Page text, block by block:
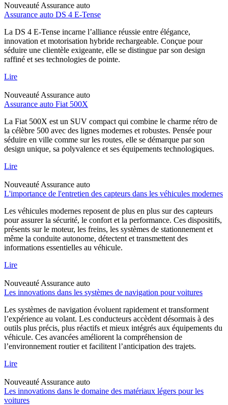
Nouveauté Assurance auto
Assurance auto DS 4 E-Tense
La DS 4 E-Tense incarne l’alliance réussie entre élégance,
innovation et motorisation hybride rechargeable. Conçue pour
séduire une clientèle exigeante, elle se distingue par son design
raffiné et ses technologies de pointe.
Lire
Nouveauté Assurance auto
Assurance auto Fiat 500X
La Fiat 500X est un SUV compact qui combine le charme rétro de
la célèbre 500 avec des lignes modernes et robustes. Pensée pour
séduire en ville comme sur les routes, elle se démarque par son
design unique, sa polyvalence et ses équipements technologiques.
Lire
Nouveauté Assurance auto
L'importance de l'entretien des capteurs dans les véhicules modernes
Les véhicules modernes reposent de plus en plus sur des capteurs
pour assurer la sécurité, le confort et la performance. Ces dispositifs,
présents sur le moteur, les freins, les systèmes de stationnement et
même la conduite autonome, détectent et transmettent des
informations essentielles au véhicule.
Lire
Nouveauté Assurance auto
Les innovations dans les systèmes de navigation pour voitures
Les systèmes de navigation évoluent rapidement et transforment
l’expérience au volant. Les conducteurs accèdent désormais à des
outils plus précis, plus réactifs et mieux intégrés aux équipements du
véhicule. Ces avancées améliorent la compréhension de
l’environnement routier et facilitent l’anticipation des trajets.
Lire
Nouveauté Assurance auto
Les innovations dans le domaine des matériaux légers pour les
voitures